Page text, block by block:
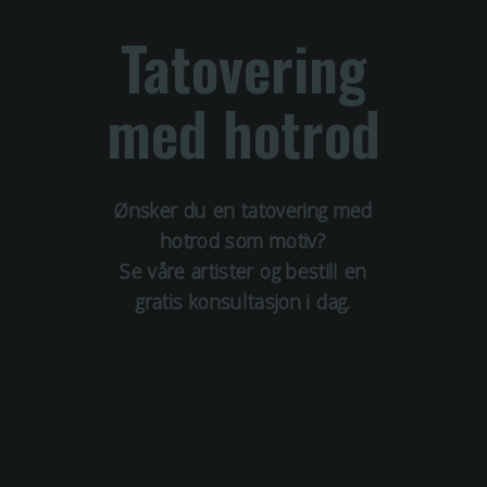
Tatovering
med hotrod
Ønsker du en tatovering med
hotrod som motiv?
Se våre artister og bestill en
gratis konsultasjon i dag.